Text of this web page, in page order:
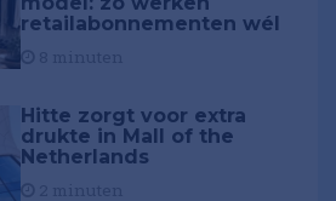
retailabonnementen wél
Hitte zorgt voor extra
drukte in Mall of the
Netherlands